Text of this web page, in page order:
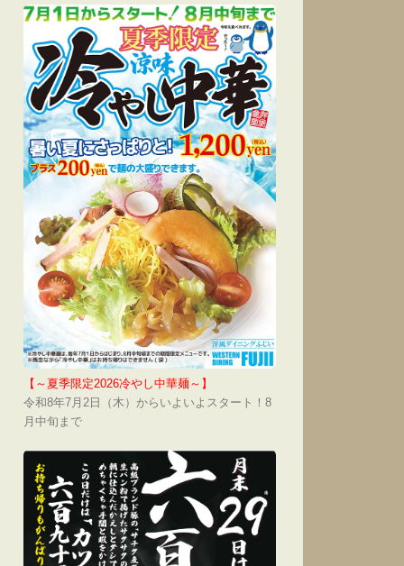
【～夏季限定2026冷やし中華麺～】
令和8年7月2日（木）からいよいよスタート！8
月中旬まで